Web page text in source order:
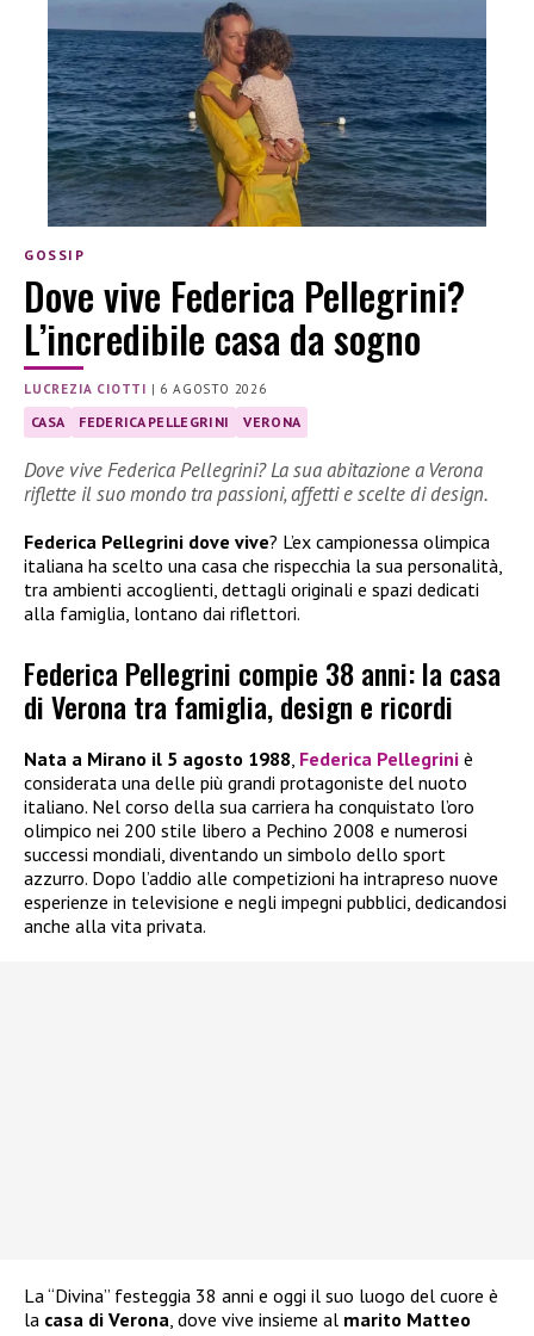
GOSSIP
Dove vive Federica Pellegrini?
L’incredibile casa da sogno
LUCREZIA CIOTTI | 6 AGOSTO 2026
CASA FEDERICA PELLEGRINI VERONA
Dove vive Federica Pellegrini? La sua abitazione a Verona
riflette il suo mondo tra passioni, affetti e scelte di design.
Federica Pellegrini dove vive? L’ex campionessa olimpica
italiana ha scelto una casa che rispecchia la sua personalità,
tra ambienti accoglienti, dettagli originali e spazi dedicati
alla famiglia, lontano dai riflettori.
Federica Pellegrini compie 38 anni: la casa
di Verona tra famiglia, design e ricordi
Nata a Mirano il 5 agosto 1988, Federica Pellegrini è
considerata una delle più grandi protagoniste del nuoto
italiano. Nel corso della sua carriera ha conquistato l’oro
olimpico nei 200 stile libero a Pechino 2008 e numerosi
successi mondiali, diventando un simbolo dello sport
azzurro. Dopo l’addio alle competizioni ha intrapreso nuove
esperienze in televisione e negli impegni pubblici, dedicandosi
anche alla vita privata.
La “Divina” festeggia 38 anni e oggi il suo luogo del cuore è
la casa di Verona, dove vive insieme al marito Matteo